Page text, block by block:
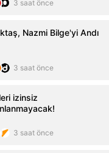
3 saat önce
Nazmi Bilge'yi Andı
3 saat önce
izinsiz
3 saat önce